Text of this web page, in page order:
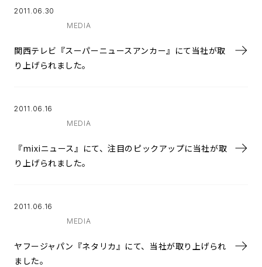
2011.06.30
MEDIA
関西テレビ『スーパーニュースアンカー』にて当社が取
り上げられました。
2011.06.16
MEDIA
『mixiニュース』にて、注目のピックアップに当社が取
り上げられました。
2011.06.16
MEDIA
ヤフージャパン『ネタリカ』にて、当社が取り上げられ
ました。